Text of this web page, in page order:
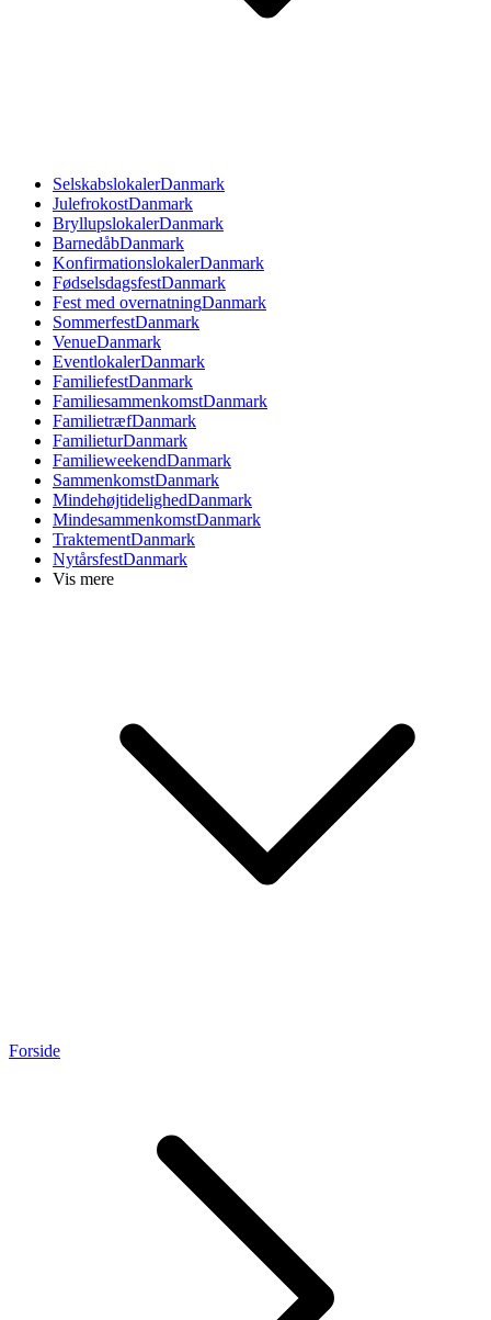
SelskabslokalerDanmark
JulefrokostDanmark
BryllupslokalerDanmark
BarnedåbDanmark
KonfirmationslokalerDanmark
FødselsdagsfestDanmark
Fest med overnatningDanmark
SommerfestDanmark
VenueDanmark
EventlokalerDanmark
FamiliefestDanmark
FamiliesammenkomstDanmark
FamilietræfDanmark
FamilieturDanmark
FamilieweekendDanmark
SammenkomstDanmark
MindehøjtidelighedDanmark
MindesammenkomstDanmark
TraktementDanmark
NytårsfestDanmark
Vis mere
Forside